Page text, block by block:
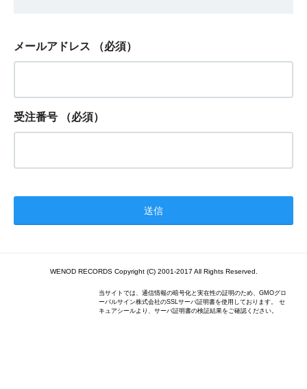
メールアドレス （必須）
受注番号 （必須）
WENOD RECORDS Copyright (C) 2001-2017 All Rights Reserved.
当サイトでは、通信情報の暗号化と実在性の証明のため、GMOグロ
ーバルサイン株式会社のSSLサーバ証明書を使用しております。 セ
キュアシールより、サーバ証明書の検証結果をご確認ください。